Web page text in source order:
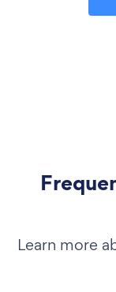
Learn more